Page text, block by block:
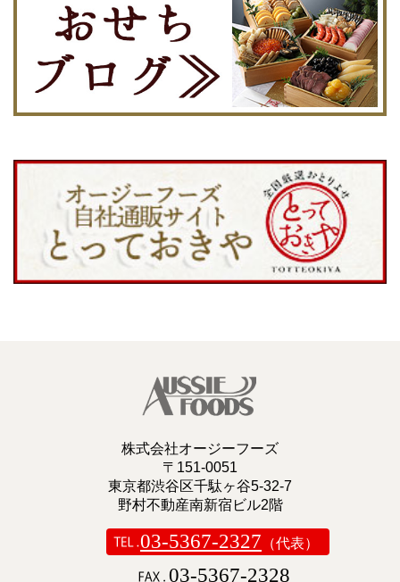
株式会社オージーフーズ
〒151-0051
東京都渋谷区千駄ヶ谷5-32-7
野村不動産南新宿ビル2階
03-5367-2327 （代表）
03-5367-2328